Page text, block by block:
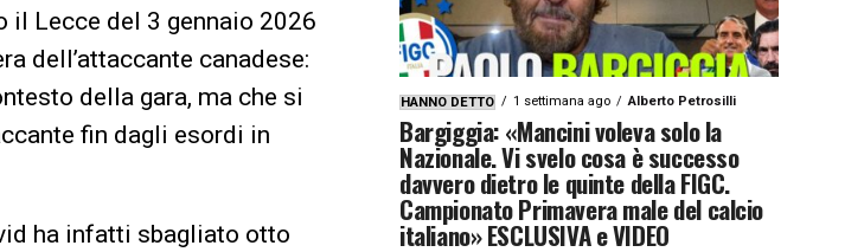
il Lecce del 3 gennaio 2026
dell’attaccante canadese:
della gara, ma che si
fin dagli esordi in
ha infatti sbagliato otto
HANNO DETTO 1 settimana ago Alberto Petrosilli
Bargiggia: «Mancini voleva solo la
Nazionale. Vi svelo cosa è successo
davvero dietro le quinte della FIGC.
Campionato Primavera male del calcio
italiano» ESCLUSIVA e VIDEO